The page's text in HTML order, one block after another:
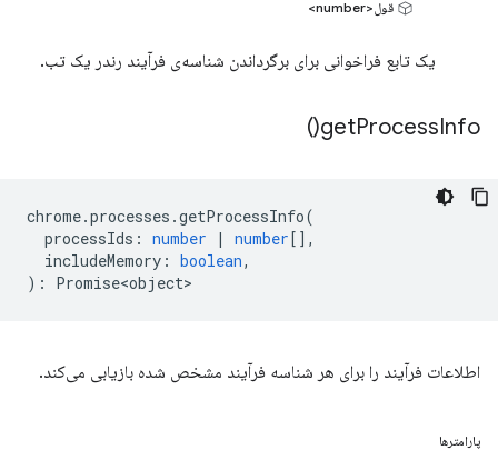
قول<number>
یک تابع فراخوانی برای برگرداندن شناسه‌ی فرآیند رندر یک تب.
getProcessInfo(
)
chrome.processes .getProcessInfo(
processIds : number | number[],
includeMemory : boolean,
) : Promise<object>
اطلاعات فرآیند را برای هر شناسه فرآیند مشخص شده بازیابی می‌کند.
پارامترها